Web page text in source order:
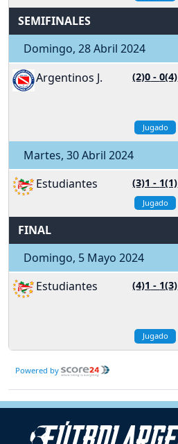
SEMIFINALES
Domingo, 28 Abril 2024
Argentinos J.
(2)0 -0(4)
Jugado
Martes, 30 Abril 2024
Estudiantes
(3)1 - 1(1)
Jugado
FINAL
Domingo, 5 Mayo 2024
Estudiantes
(4)1 - 1(3)
Jugado
Powered by